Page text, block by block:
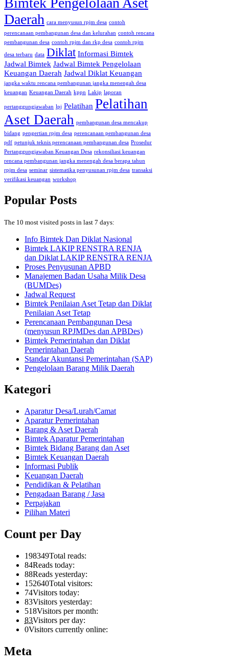
Daerah cara menyusun rpjm desa contoh
perencanaan pembangunan desa dan kelurahan contoh rencana
pembangunan desa contoh rpjm dan rkp desa contoh rpjm
desa terbaru data Diklat Informasi Bimtek
Jadwal Bimtek Jadwal Bimtek Pengelolaan
Keuangan Daerah Jadwal Diklat Keuangan
jangka waktu rencana pembangunan jangka menengah desa
keuangan Keuangan Daerah kppn Lakip laporan
pertanggungjawaban lpj Pelatihan Pelatihan
Aset Daerah pembangunan desa mencakup
bidang pengertian rpjm desa perencanaan pembangunan desa
pdf petunjuk teknis perencanaan pembangunan desa Prosedur
Pertanggungjawaban Keuangan Desa rekonsiliasi keuangan
rencana pembangunan jangka menengah desa berapa tahun
rpjm desa seminar sistematika penyusunan rpjm desa transaksi
verifikasi keuangan workshop
Popular Posts
The 10 most visited posts in last 7 days:
Info Bimtek Dan Diklat Nasional
Bimtek LAKIP RENSTRA RENJA
dan Diklat LAKIP RENSTRA RENJA
Proses Penyusunan APBD
Manajemen Badan Usaha Milik Desa
(BUMDes)
Jadwal Request
Bimtek Penilaian Aset Tetap dan Diklat
Penilaian Aset Tetap
Perencanaan Pembangunan Desa
(menyusun RPJMDes dan APBDes)
Bimtek Pemerintahan dan Diklat
Pemerintahan Daerah
Standar Akuntansi Pemerintahan (SAP)
Pengelolaan Barang Milik Daerah
Kategori
Aparatur Desa/Lurah/Camat
Aparatur Pemerintahan
Barang & Aset Daerah
Bimtek Aparatur Pemerintahan
Bimtek Bidang Barang dan Aset
Bimtek Keuangan Daerah
Informasi Publik
Keuangan Daerah
Pendidikan & Pelatihan
Pengadaan Barang / Jasa
Perpajakan
Pilihan Materi
Count per Day
198349Total reads:
84Reads today:
88Reads yesterday:
152640Total visitors:
74Visitors today:
83Visitors yesterday:
518Visitors per month:
83Visitors per day:
0Visitors currently online:
Meta